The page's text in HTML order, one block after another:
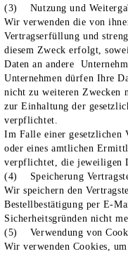
(3) Nutzung und
Wir verwenden die von
Vertragserfüllung und
diesem Zweck erfolgt,
Daten an andere
Unternehmen dürfen Ihre
nicht zu weiteren Zwecken
zur Einhaltung der
verpflichtet.
Im Falle einer gesetzlichen
oder eines amtlichen
verpflichtet, die jeweiligen
(4) Speicherung
Wir speichern den
Bestellbestätigung per E-
Sicherheitsgründen nicht
(5) Verwendung von
Wir verwenden Cookies,